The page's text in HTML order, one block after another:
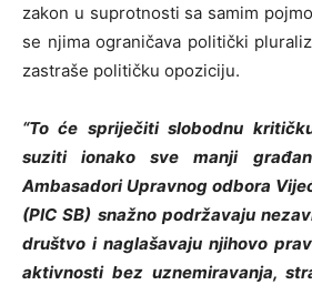
zakon u suprotnosti sa samim
se njima ograničava politički
zastraše političku opoziciju.
“To će spriječiti slobodnu
suziti ionako sve manji
Ambasadori Upravnog odbora
(PIC SB) snažno podržavaju
društvo i naglašavaju njihovo
aktivnosti bez uznemiravanja,